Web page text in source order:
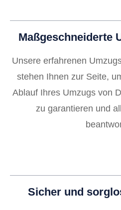
Maßgeschneiderte
Unsere erfahrenen
stehen Ihnen zur Seite,
Ablauf Ihres Umzugs von
zu garantieren und
Sicher und